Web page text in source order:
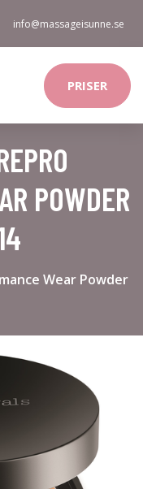
info@massageisunne.se
PRISER
POWDER
Wear Powder